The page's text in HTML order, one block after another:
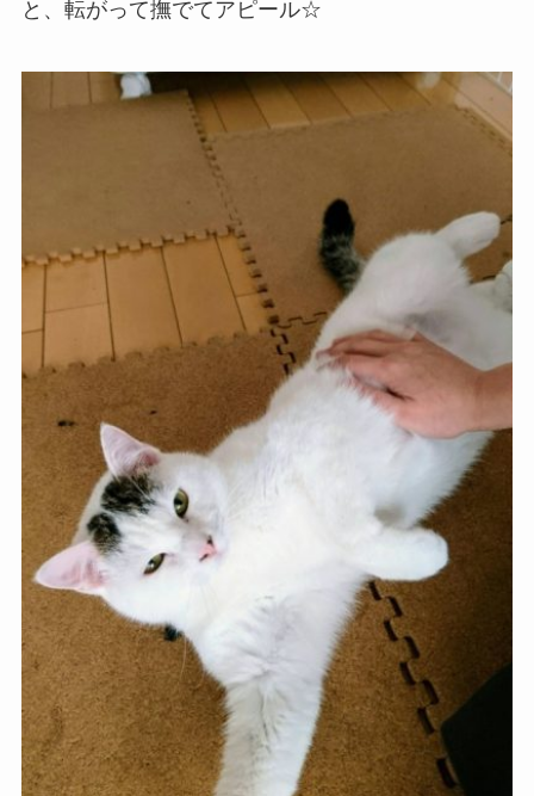
と、転がって撫でてアピール☆